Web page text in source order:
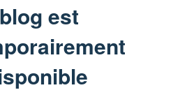
est